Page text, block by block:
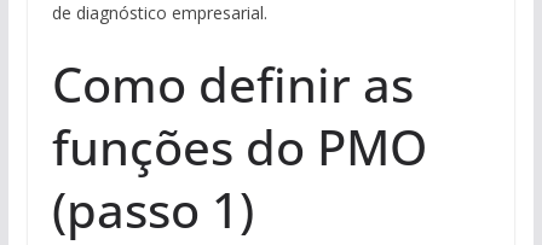
de diagnóstico empresarial.
Como definir as
funções do PMO
(passo 1)